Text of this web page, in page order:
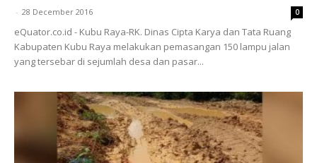
- 28 December 2016 0
eQuator.co.id - Kubu Raya-RK. Dinas Cipta Karya dan Tata Ruang
Kabupaten Kubu Raya melakukan pemasangan 150 lampu jalan
yang tersebar di sejumlah desa dan pasar...